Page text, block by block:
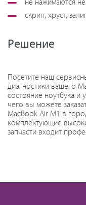
не нажимаются
скрип, хруст,
Решение
Посетите наш
диагностики вашего
состояние ноутбука и
чего вы можете
MacBook Air M1 в
комплектующие
запчасти входит